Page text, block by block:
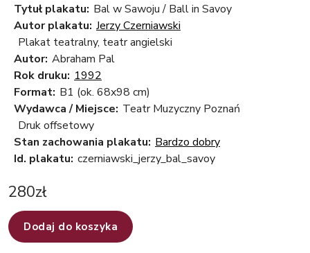
Tytuł plakatu: Bal w Sawoju / Ball in Savoy
Autor plakatu: Jerzy Czerniawski
Plakat teatralny, teatr angielski
Autor: Abraham Pal
Rok druku: 1992
Format: B1 (ok. 68x98 cm)
Wydawca / Miejsce: Teatr Muzyczny Poznań
Druk offsetowy
Stan zachowania plakatu: Bardzo dobry
Id. plakatu: czerniawski_jerzy_bal_savoy
280zł
Dodaj do koszyka